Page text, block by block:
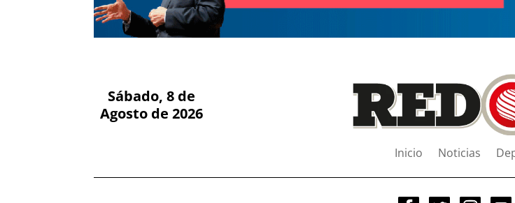
Sábado, 8 de
Agosto de 2026
Inicio Noticias